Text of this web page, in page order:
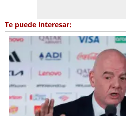
Te puede interesar: